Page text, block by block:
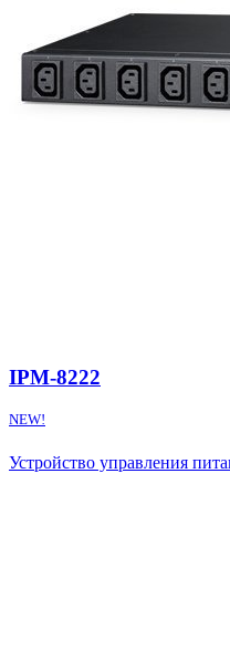
IPM-8222
NEW!
Устройство управления